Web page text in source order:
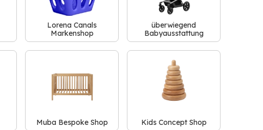
Lorena Canals
Markenshop
überwiegend
Babyausstattung
Muba Bespoke Shop Kids Concept Shop